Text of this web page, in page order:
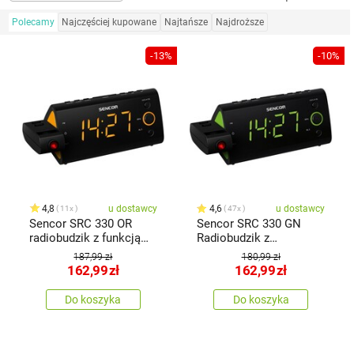
Polecamy Najczęściej kupowane Najtańsze Najdroższe
-13%
4,8 11x u dostawcy
Sencor SRC 330 OR
radiobudzik z funkcją
projekcji,
pomarańczowy
187,99 zł
162,99zł
Do koszyka
-10%
4,6 47x u dostawcy
Sencor SRC 330 GN
Radiobudzik z
projektorem180,99 zł
162,99zł
Do koszyka